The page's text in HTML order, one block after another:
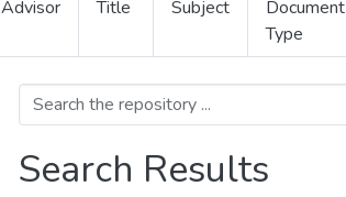
Advisor
Title
Subject
Document
Type
Search Results